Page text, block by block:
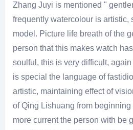
Zhang Juyi is mentioned "
frequently watercolour is artistic,
model. Picture life breath of the
person that this makes watch
soulful, this is very difficult,
is special the language of
artistic, maintaining effect of
of Qing Lishuang from
more current the person with be